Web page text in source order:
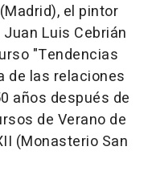
el pintor
Luis Cebrián
"Tendencias
de las relaciones
años después de
de Verano de
(Monasterio San